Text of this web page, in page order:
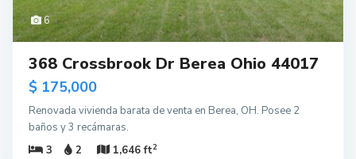
6
368 Crossbrook Dr Berea Ohio 44017
$ 175,000
Renovada vivienda barata de venta en Berea, OH. Posee 2
baños y 3 recámaras.
3
2 1,646 ft2